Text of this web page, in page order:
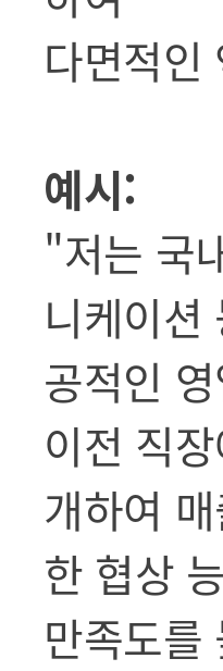
다면적인
예시:
"저는 국
니케이션
공적인
이전 직
개하여
한 협상
만족도를